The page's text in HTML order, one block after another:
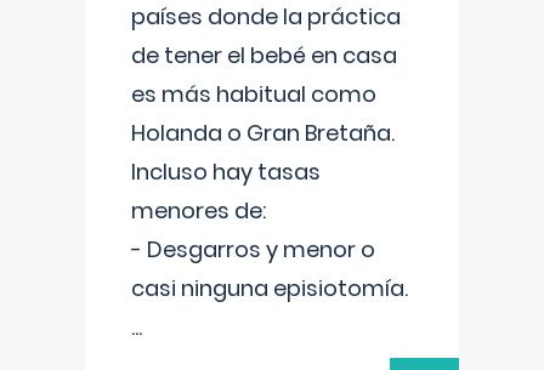
países donde la práctica
de tener el bebé en casa
es más habitual como
Holanda o Gran Bretaña.
Incluso hay tasas
menores de:
- Desgarros y menor o
casi ninguna episiotomía.
...